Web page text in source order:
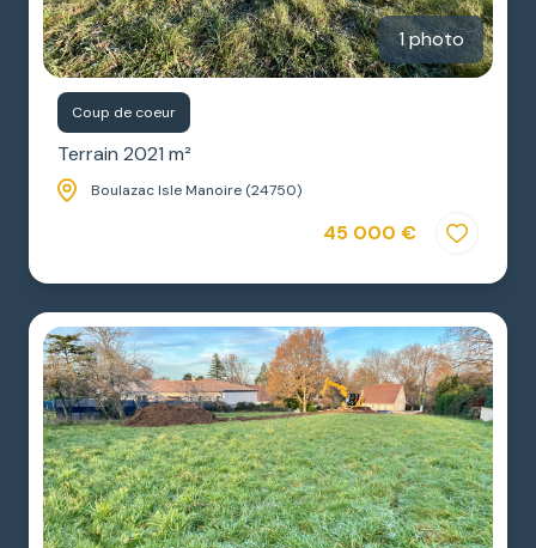
1 photo
Coup de coeur
Terrain 2021 m²
Boulazac Isle Manoire (24750)
45 000 €